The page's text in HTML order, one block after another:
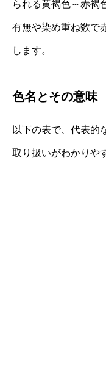
られる黄褐色～赤褐
有無や染め重ね数で
します。
色名とその意味
以下の表で、代表的
取り扱いがわかりや